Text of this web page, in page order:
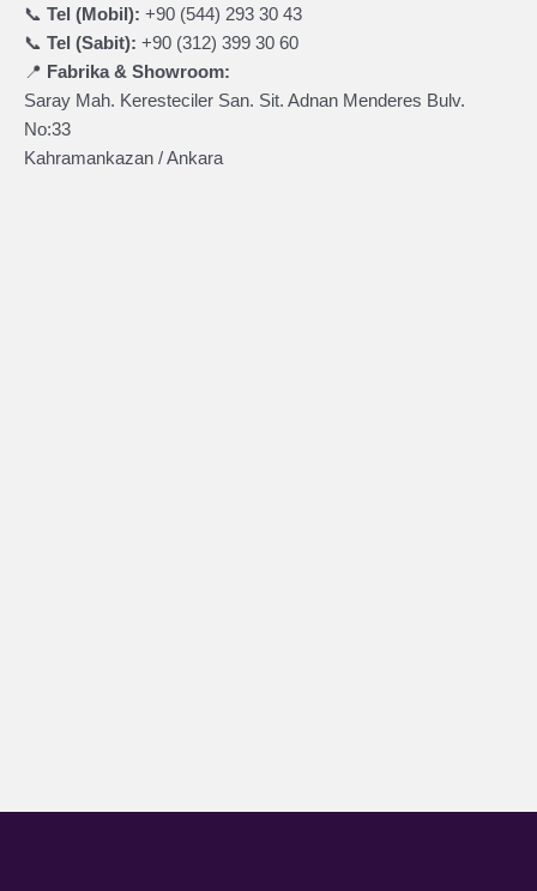
📞 Tel (Mobil): +90 (544) 293 30 43
📞 Tel (Sabit): +90 (312) 399 30 60
📍 Fabrika & Showroom:
Saray Mah. Keresteciler San. Sit. Adnan Menderes Bulv.
No:33
Kahramankazan / Ankara